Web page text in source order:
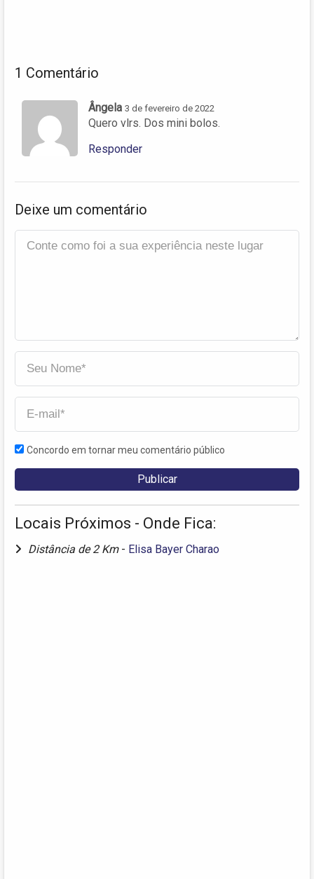
1 Comentário
Ângela 3 de fevereiro de 2022
Quero vlrs. Dos mini bolos.
Responder
Deixe um comentário
Concordo em tornar meu comentário público
Locais Próximos - Onde Fica:
Distância de 2 Km - Elisa Bayer Charao